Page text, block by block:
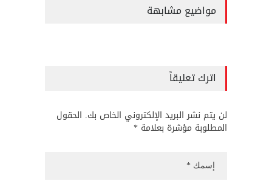
مواضيع مشابهة
اترك تعليقاً
لن يتم نشر البريد الإلكتروني الخاص بك. الحقول
المطلوبة مؤشرة بعلامة *